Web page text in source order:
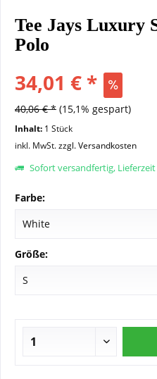
Tee Jays Luxury
Polo
34,01 € *
40,06 € * (15,1% gespart)
Inhalt: 1 Stück
inkl. MwSt.zzgl. Versandkosten
Sofort versandfertig, Lieferzeit
Farbe:
Größe: